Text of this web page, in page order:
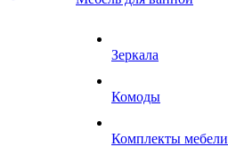
Зеркала
Комоды
Комплекты мебели